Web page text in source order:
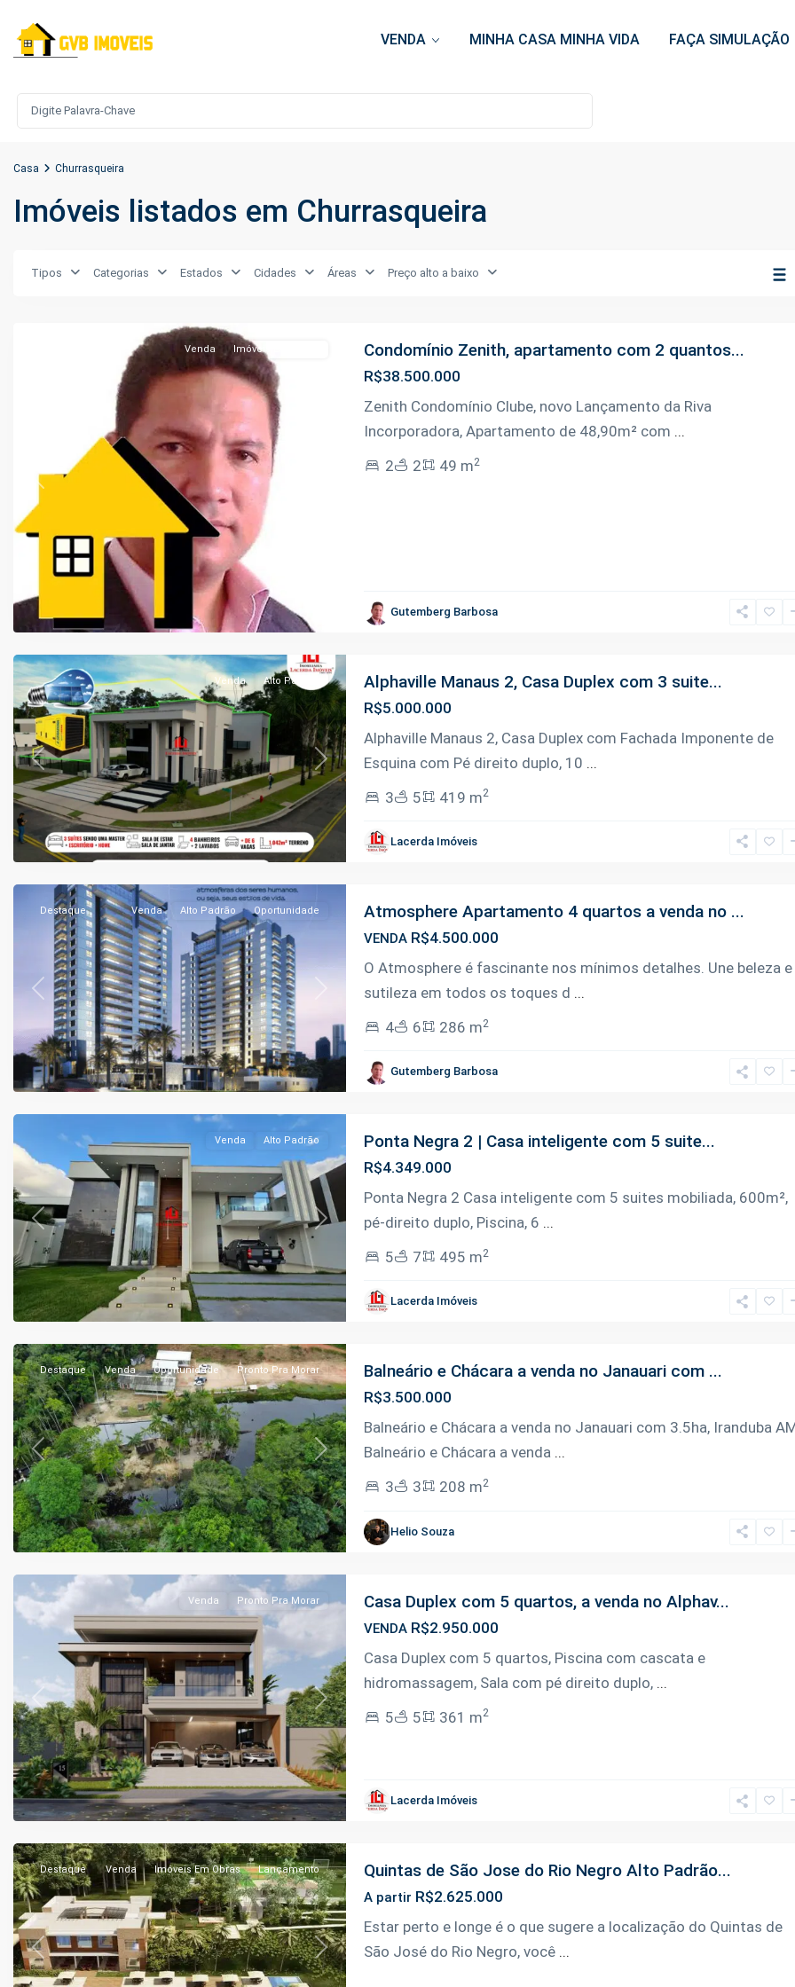
VENDA MINHA CASA MINHA VIDA FAÇA SIMULAÇÃO
Casa Churrasqueira
Imóveis listados em Churrasqueira
Tipos Categorias Estados Cidades Áreas Preço alto a baixo
Francisco,
Previous
Venda Imóveis Em Obras Condomínio Zenith, apartamento com 2 quantos...
R$38.500.000
Zenith Condomínio Clube, novo Lançamento da Riva
Incorporadora, Apartamento de 48,90m² com ...
2
2 49 m2
Gutemberg Barbosa
Ponta
Manaus
Previous Next
Venda Alto Padrão Alphaville Manaus 2, Casa Duplex com 3 suite...
R$5.000.000
Alphaville Manaus 2, Casa Duplex com Fachada Imponente de
Esquina com Pé direito duplo, 10 ...
3
5 419 m2
Lacerda Imóveis
Adrianópolis,
Manaus
Previous
Destaque Venda Alto Padrão Oportunidade Atmosphere Apartamento 4 quartos a venda no ...
VENDA R$4.500.000
O Atmosphere é fascinante nos mínimos detalhes. Une beleza e
sutileza em todos os toques d ...
4
6 286 m2
Gutemberg Barbosa
Ponta
Negra,
Manaus
Previous Next
Venda Alto Padrão Ponta Negra 2 | Casa inteligente com 5 suite...
R$4.349.000
Ponta Negra 2 Casa inteligente com 5 suites mobiliada, 600m²,
pé-direito duplo, Piscina, 6 ...
5
7 495 m2
Lacerda Imóveis
Janauari
Iranduba
Previous Next
Destaque Venda Oportunidade Pronto Pra Morar Balneário e Chácara a venda no Janauari com ...
R$3.500.000
Balneário e Chácara a venda no Janauari com 3.5ha, Iranduba
Balneário e Chácara a venda ...
3
3 208 m2
Helio Souza
Ponta
Negra,
Manaus
Previous Next
Venda Pronto Pra Morar Casa Duplex com 5 quartos, a venda no Alphav...
VENDA R$2.950.000
Casa Duplex com 5 quartos, Piscina com cascata e
hidromassagem, Sala com pé direito duplo, ...
5
5 361 m2
Lacerda Imóveis
Tarumã,
Manaus
Previous Next
Destaque Venda Imóveis Em Obras Lançamento Quintas de São Jose do Rio Negro Alto Padrão...
A partir R$2.625.000
Estar perto e longe é o que sugere a localização do Quintas de
São José do Rio Negro, você ...